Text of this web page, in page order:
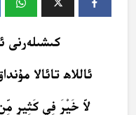
كىشىلەرنى
ئاللاھ تائالا
لاَّ خَيْرَ فِي كَثِيرٍ